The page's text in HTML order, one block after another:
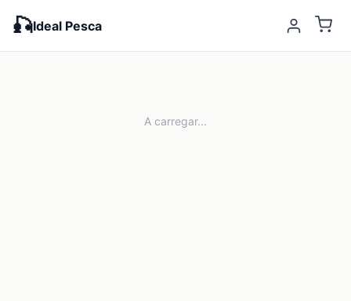
🎣Ideal Pesca
A carregar...